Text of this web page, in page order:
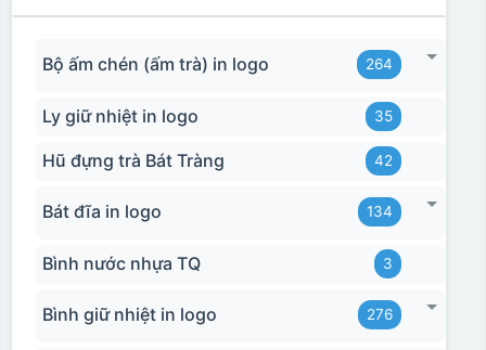
Bộ ấm chén (ấm trà) in logo 264
Ly giữ nhiệt in logo 35
Hũ đựng trà Bát Tràng 42
Bát đĩa in logo 134
Bình nước nhựa TQ 3
Bình giữ nhiệt in logo 276